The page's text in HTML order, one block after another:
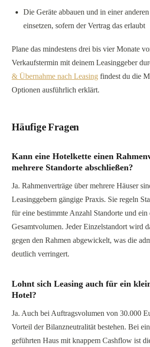
Die Geräte abbauen und in einer
einsetzen, sofern der Vertrag das erlaubt
Plane das mindestens drei bis vier Monate
Verkaufstermin mit deinem Leasinggeber
& Übernahme nach Leasing findest du die
Optionen ausführlich erklärt.
Häufige Fragen
Kann eine Hotelkette einen
mehrere Standorte abschließen?
Ja. Rahmenverträge über mehrere Häuser
Leasinggebern gängige Praxis. Sie regeln
für eine bestimmte Anzahl Standorte und ein
Gesamtvolumen. Jeder Einzelstandort wird
gegen den Rahmen abgewickelt, was die
deutlich verringert.
Lohnt sich Leasing auch für ein
Hotel?
Ja. Auch bei Auftragsvolumen von 30.000
Vorteil der Bilanzneutralität bestehen. Bei
geführten Haus mit knappem Cashflow ist